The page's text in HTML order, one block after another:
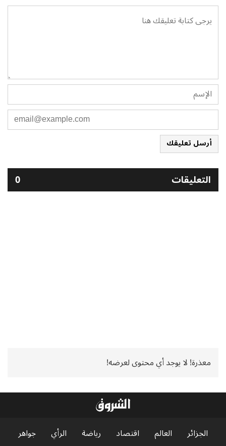
أرسل تعليقك
التعليقات 0
معذرة! لا يوجد أي محتوى لعرضه!
الجزائر العالم اقتصاد رياضة الرأي جواهر